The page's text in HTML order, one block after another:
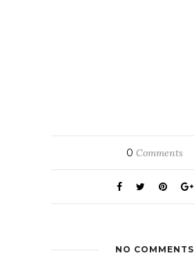
0 Comments
NO COMMENTS